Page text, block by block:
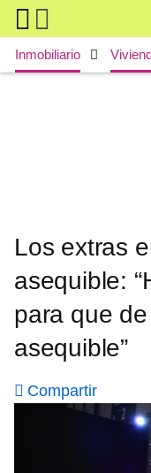
Skip to main content
Main navigation
Inmobiliario
Los extras
asequible:
para que
asequible”
Compartir